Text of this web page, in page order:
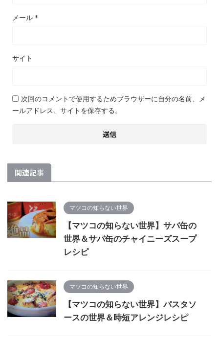
メール *
サイト
次回のコメントで使用するためブラウザーに自分の名前、メ
ールアドレス、サイトを保存する。
関連記事
マツコの知らない世界
【マツコの知らない世界】サバ缶の
世界＆サバ缶のチャイニーズスープ
レシピ
マツコの知らない世界
【マツコの知らない世界】パスタソ
ースの世界＆時短アレンジレシピ